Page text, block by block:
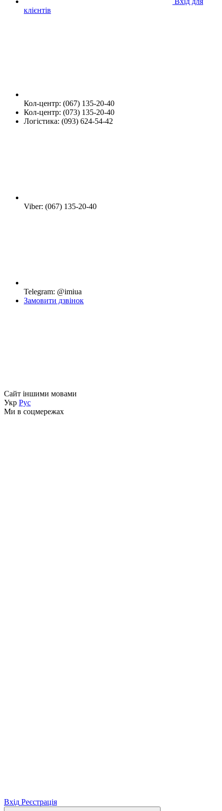
клієнтів
Кол-центр: (067) 135-20-40
Кол-центр: (073) 135-20-40
Логістика: (093) 624-54-42
Viber: (067) 135-20-40
Telegram: @imiua
Замовити дзвінок
Сайт іншими мовами
Укр Рус
Ми в соцмережах
Вхід Реєстрація